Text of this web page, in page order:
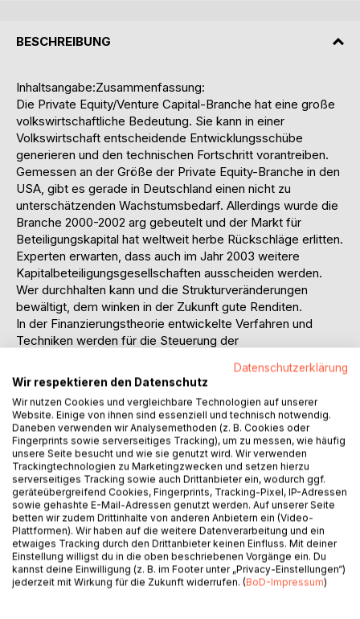
BESCHREIBUNG
Inhaltsangabe:Zusammenfassung:
Die Private Equity/Venture Capital-Branche hat eine große
volkswirtschaftliche Bedeutung. Sie kann in einer
Volkswirtschaft entscheidende Entwicklungsschübe
generieren und den technischen Fortschritt vorantreiben.
Gemessen an der Größe der Private Equity-Branche in den
USA, gibt es gerade in Deutschland einen nicht zu
unterschätzenden Wachstumsbedarf. Allerdings wurde die
Branche 2000-2002 arg gebeutelt und der Markt für
Beteiligungskapital hat weltweit herbe Rückschläge erlitten.
Experten erwarten, dass auch im Jahr 2003 weitere
Kapitalbeteiligungsgesellschaften ausscheiden werden.
Wer durchhalten kann und die Strukturveränderungen
bewältigt, dem winken in der Zukunft gute Renditen.
In der Finanzierungstheorie entwickelte Verfahren und
Techniken werden für die Steuerung der
jüngsten Entwicklung der börsennahen Private Equity-
Branche in Deutschland zu sehen ist, können die benutzten
Steuerungs- und Kontrollmodelle nur begrenzt die
Komplexität der Branche erfassen und vor einem negativen
Trend schützen.
In der vorliegenden Diplomarbeit werden innovative
Strategien zur Bewertung von Beteiligungsportfolios
entwickelt, die dem Topmanagement als Basis für eine
optimale Ressourcenallokation bzw.
Investitionsentscheidungen dienen. Eine aussagefähige
und zugleich zeitnahe Bewertung eines aktuellen
Bestandes an Beteiligungsunternehmen (Ist-Portfolio)
steht dabei im Fordergrund.
Datenschutzerklärung
Wir respektieren den Datenschutz
Wir nutzen Cookies und vergleichbare Technologien auf unserer
Website. Einige von ihnen sind essenziell und technisch notwendig.
Daneben verwenden wir Analysemethoden (z. B. Cookies oder
Fingerprints sowie serverseitiges Tracking), um zu messen, wie häufig
unsere Seite besucht und wie sie genutzt wird. Wir verwenden
Trackingtechnologien zu Marketingzwecken und setzen hierzu
serverseitiges Tracking sowie auch Drittanbieter ein, wodurch ggf.
geräteübergreifend Cookies, Fingerprints, Tracking-Pixel, IP-Adressen
sowie gehashte E-Mail-Adressen genutzt werden. Auf unserer Seite
betten wir zudem Drittinhalte von anderen Anbietern ein (Video-
Plattformen). Wir haben auf die weitere Datenverarbeitung und ein
etwaiges Tracking durch den Drittanbieter keinen Einfluss. Mit deiner
Einstellung willigst du in die oben beschriebenen Vorgänge ein. Du
kannst deine Einwilligung (z. B. im Footer unter „Privacy-Einstellungen“)
jederzeit mit Wirkung für die Zukunft widerrufen. (BoD-Impressum)